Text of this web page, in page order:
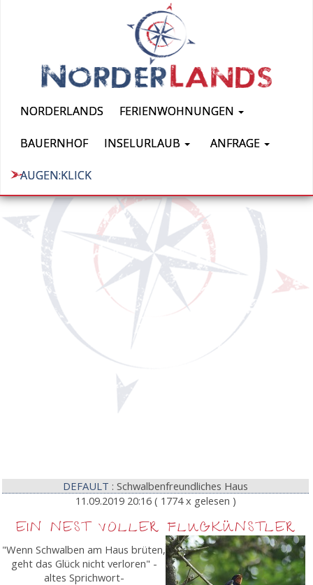
NORDERLANDS FERIENWOHNUNGEN
BAUERNHOF INSELURLAUB ANFRAGE
AUGEN:KLICK
DEFAULT : Schwalbenfreundliches Haus
11.09.2019 20:16 ( 1774 x gelesen )
EIN NEST VOLLER FLUGKÜNSTLER
"Wenn Schwalben am Haus brüten,
geht das Glück nicht verloren" -
altes Sprichwort-